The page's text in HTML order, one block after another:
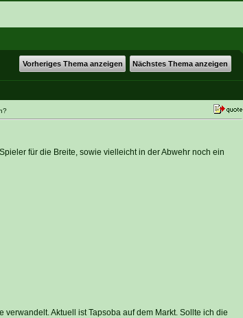
Vorheriges Thema anzeigen Nächstes Thema anzeigen
für die Breite, sowie vielleicht in der Abwehr noch ein
Aktuell ist Tapsoba auf dem Markt. Sollte ich die